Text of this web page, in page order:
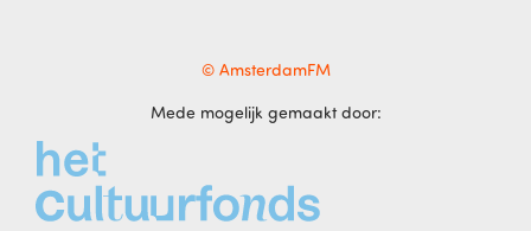
© AmsterdamFM
Mede mogelijk gemaakt door: